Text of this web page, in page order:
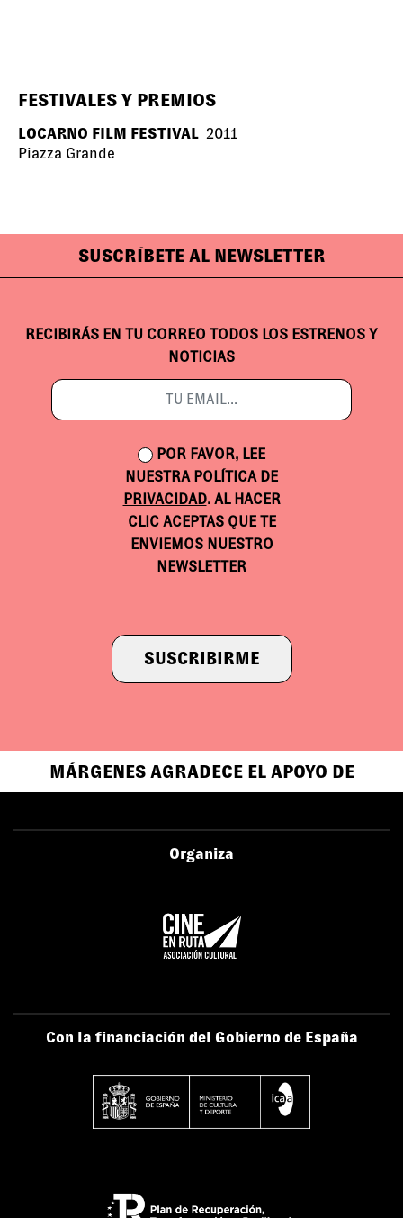
FESTIVALES Y PREMIOS
LOCARNO FILM FESTIVAL 2011
Piazza Grande
SUSCRÍBETE AL NEWSLETTER
RECIBIRÁS EN TU CORREO TODOS LOS ESTRENOS Y
NOTICIAS
POR FAVOR, LEE
NUESTRA POLÍTICA DE
PRIVACIDAD. AL HACER
CLIC ACEPTAS QUE TE
ENVIEMOS NUESTRO
NEWSLETTER
SUSCRIBIRME
MÁRGENES AGRADECE EL APOYO DE
Organiza
Con la financiación del Gobierno de España